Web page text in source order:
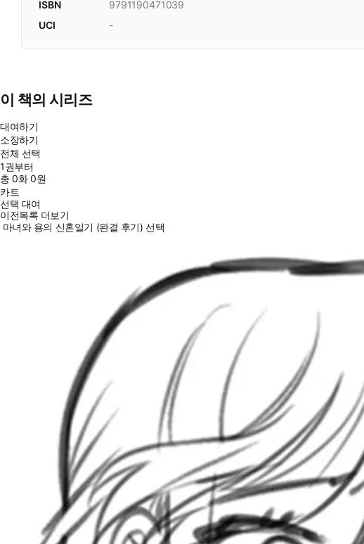
ISBN
9791190471039
UCI
-
이 책의 시리즈
대여하기
소장하기
전체 선택
1권부터
총0화0원
카트
선택 대여
이전목록 더보기
마녀와 용의 신혼일기 (완결 후기) 선택